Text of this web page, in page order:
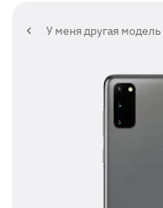
У меня другая модель